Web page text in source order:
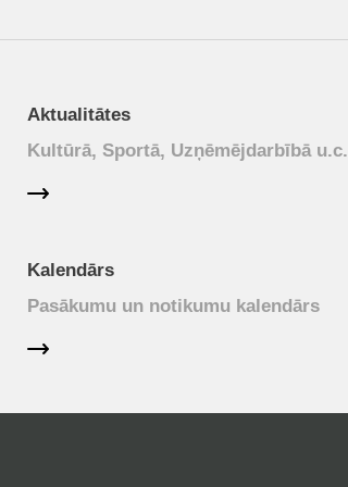
Aktualitātes
Kultūrā, Sportā, Uzņēmējdarbībā u.c.
Kalendārs
Pasākumu un notikumu kalendārs